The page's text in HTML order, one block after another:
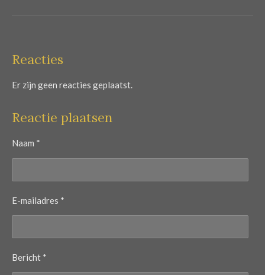
Reacties
Er zijn geen reacties geplaatst.
Reactie plaatsen
Naam *
E-mailadres *
Bericht *